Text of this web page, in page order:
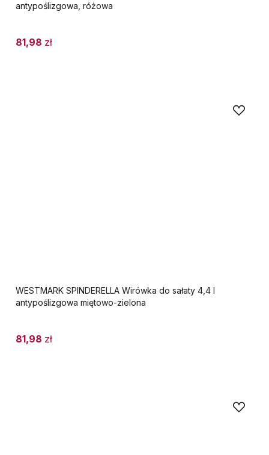
antypoślizgowa, różowa
81,98 zł
WESTMARK SPINDERELLA Wirówka do sałaty 4,4 l
antypoślizgowa miętowo-zielona
81,98 zł